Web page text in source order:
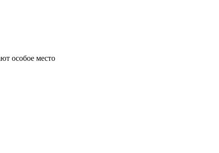
особое место